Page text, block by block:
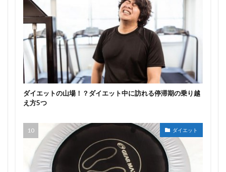
ダイエットの山場！？ダイエット中に訪れる停滞期の乗り越
え方5つ
ダイエット